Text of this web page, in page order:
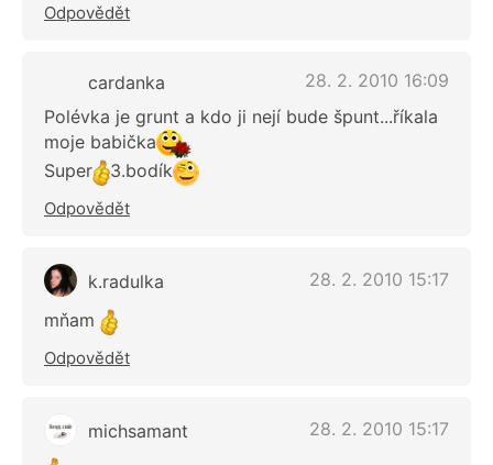
Odpovědět
cardanka
28. 2. 2010 16:09
Polévka je grunt a kdo ji nejí bude špunt...říkala
moje babička
Super
3.bodík
Odpovědět
k.radulka
28. 2. 2010 15:17
mňam
Odpovědět
michsamant 28. 2. 2010 15:17